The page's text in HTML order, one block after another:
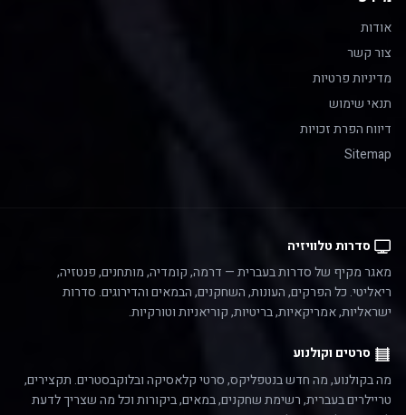
אודות
צור קשר
מדיניות פרטיות
תנאי שימוש
דיווח הפרת זכויות
Sitemap
סדרות טלוויזיה
מאגר מקיף של סדרות בעברית — דרמה, קומדיה, מותחנים, פנטזיה,
ריאליטי. כל הפרקים, העונות, השחקנים, הבמאים והדירוגים. סדרות
ישראליות, אמריקאיות, בריטיות, קוריאניות וטורקיות.
סרטים וקולנוע
מה בקולנוע, מה חדש בנטפליקס, סרטי קלאסיקה ובלוקבסטרים. תקצירים,
טריילרים בעברית, רשימת שחקנים, במאים, ביקורות וכל מה שצריך לדעת